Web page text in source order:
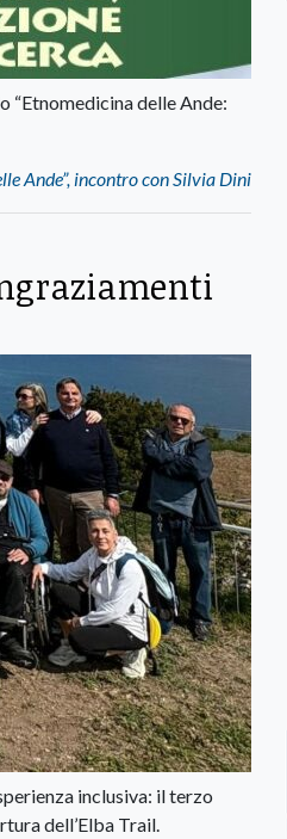
“Etnomedicina delle Ande:
Ande”, incontro con Silvia Dini
inclusiva: il terzo
dell’Elba Trail.